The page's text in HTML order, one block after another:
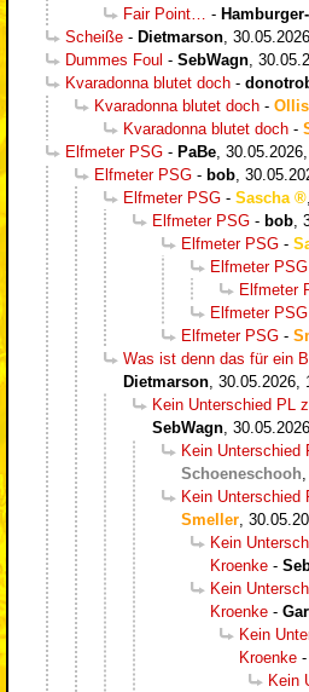
Fair Point… -
Scheiße - Dietmarson
Dummes Foul - SebWagn
Kvaradonna blutet doch -
Kvaradonna blutet doch - Ollis
Kvaradonna blutet doch -
Elfmeter PSG - PaBe
Elfmeter PSG - bob
Elfmeter PSG - Sascha
Elfmeter PSG - bob
Elfmeter PSG -
Elfmeter PSG
Elfmeter
Elfmeter PSG
Elfmeter PSG -
Was ist denn das für ein
Dietmarson 30.05.2026,
Kein Unterschied PL
SebWagn
Kein Unterschied
Schoeneschooh
Kein Unterschied
Smeller
Kein
Kroenke -
Kein
Kroenke -
Kein
Kroenke -
Kein